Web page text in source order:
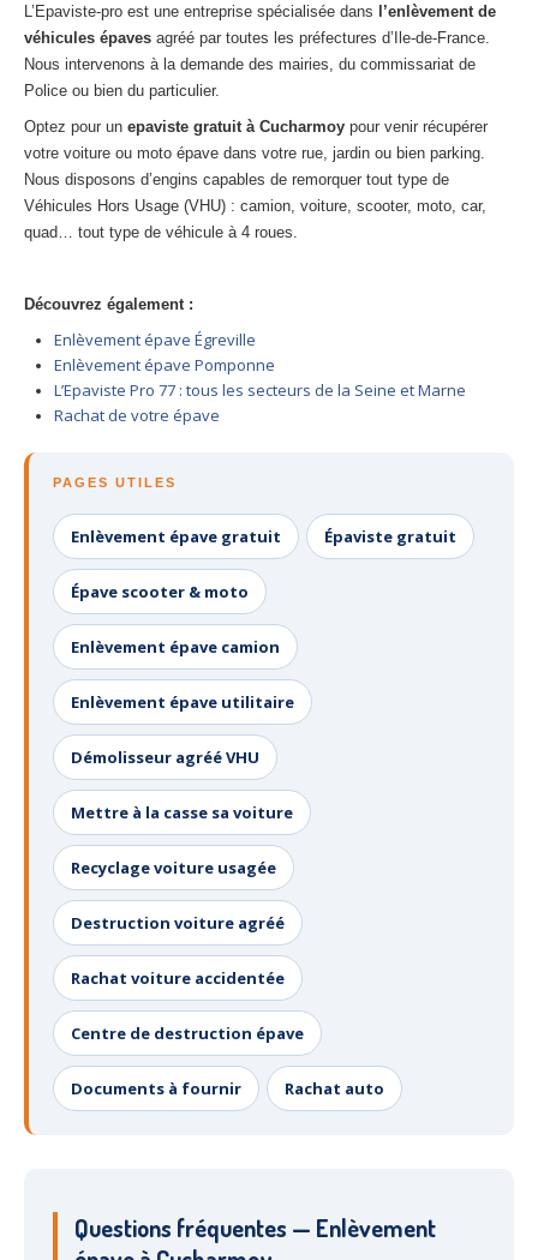
Centreagréé VHU 78 : casse auto avec destruction
Centreagréé VHU 91 : casse auto avec destruction
Centreagréé VHU 93 : casse auto avec destruction
Centreagréé VHU 94 : casse auto avec destruction
DOCUMENTSÀ JOINDRE
RACHAT VÉHICULES
CONTACT
L’Epaviste-pro est une entreprise spécialisée dans
l’enlèvement de
véhicules épaves agréé par toutes les préfectures d’Ile-de-France.
Nous intervenons à la demande des mairies, du commissariat de
Police ou bien du particulier.
Optez pour un epaviste gratuit à Cucharmoy pour venir récupérer
votre voiture ou moto épave dans votre rue, jardin ou bien parking.
Nous disposons d’engins capables de remorquer tout type de
Véhicules Hors Usage (VHU) : camion, voiture, scooter, moto, car,
quad… tout type de véhicule à 4 roues.
Découvrez également :
Enlèvement épave Égreville
Enlèvement épave Pomponne
L’Epaviste Pro 77 : tous les secteurs de la Seine et Marne
Rachat de votre épave
PAGES UTILES
Enlèvement épave gratuit Épaviste gratuit
Épave scooter & moto
Enlèvement épave camion
Enlèvement épave utilitaire
Démolisseur agréé VHU
Mettre à la casse sa voiture
Recyclage voiture usagée
Destruction voiture agréé
Rachat voiture accidentée
Centre de destruction épave
Documents à fournir Rachat auto
Questions fréquentes — Enlèvement